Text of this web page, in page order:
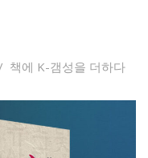
책에 K-갬성을 더하다